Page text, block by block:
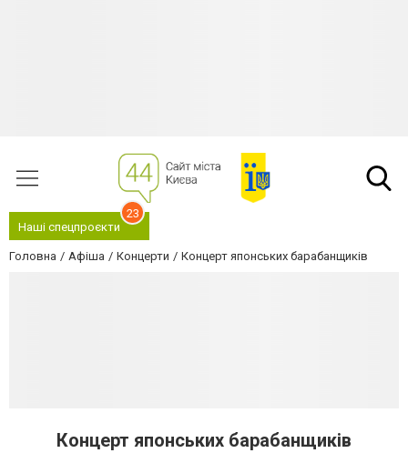
Наші спецпроєкти
23
Головна Афіша Концерти Концерт японських барабанщиків
Концерт японських барабанщиків